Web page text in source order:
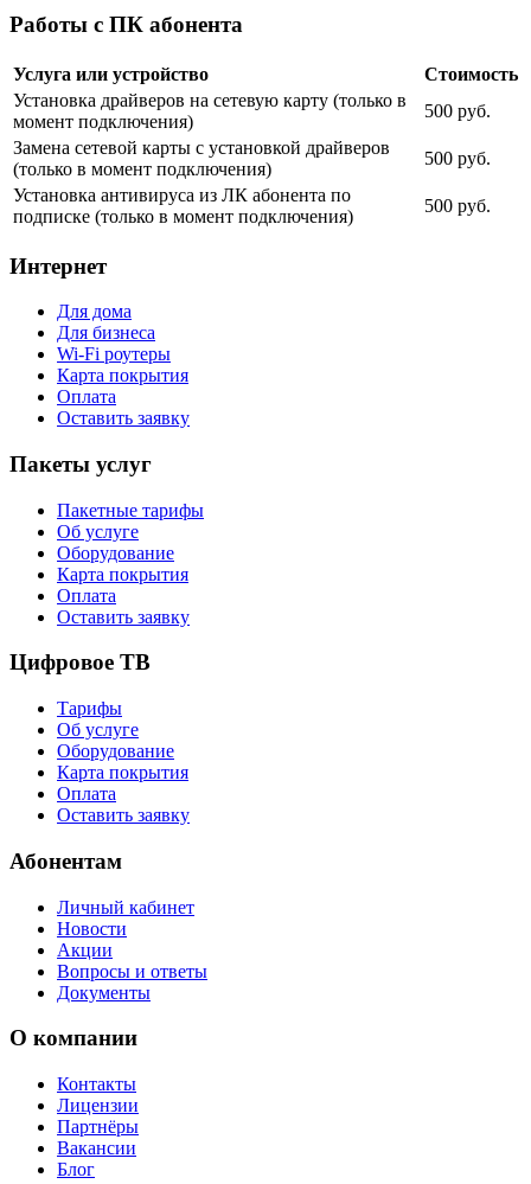
Работы с ПК абонента
Услуга или устройство
Стоимость
Установка драйверов на сетевую карту (только в
момент подключения)
500 руб.
Замена сетевой карты с установкой драйверов
(только в момент подключения)
500 руб.
Установка антивируса из ЛК абонента по
подписке (только в момент подключения)
500 руб.
Интернет
Для дома
Для бизнеса
Wi-Fi роутеры
Карта покрытия
Оплата
Оставить заявку
Пакеты услуг
Пакетные тарифы
Об услуге
Оборудование
Карта покрытия
Оплата
Оставить заявку
Цифровое ТВ
Тарифы
Об услуге
Оборудование
Карта покрытия
Оплата
Оставить заявку
Абонентам
Личный кабинет
Новости
Акции
Вопросы и ответы
Документы
О компании
Контакты
Лицензии
Партнёры
Вакансии
Блог